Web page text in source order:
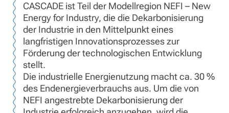
CASCADE ist Teil der Modellregion NEFI – New
Energy for Industry, die die Dekarbonisierung
der Industrie in den Mittelpunkt eines
langfristigen Innovationsprozesses zur
Förderung der technologischen Entwicklung
stellt.
Die industrielle Energienutzung macht ca. 30 %
des Endenergieverbrauchs aus. Um die von
NEFI angestrebte Dekarbonisierung der